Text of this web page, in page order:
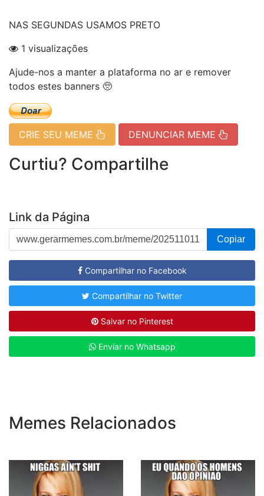
NAS SEGUNDAS USAMOS PRETO
1 visualizações
Ajude-nos a manter a plataforma no ar e remover
todos estes banners 🥺
CRIE SEU MEME DENUNCIAR MEME
Curtiu? Compartilhe
Link da Página
Copiar
Compartilhar no Facebook
Compartilhar no Twitter
Salvar no Pinterest
Enviar no Whatsapp
Memes Relacionados